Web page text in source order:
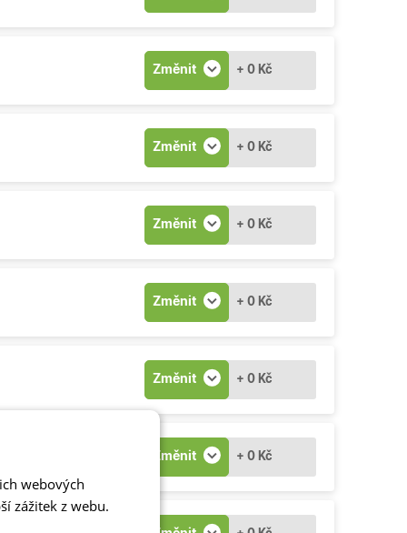
Změnit + 0 Kč
Změnit + 0 Kč
Změnit + 0 Kč
Změnit + 0 Kč
Změnit + 0 Kč
Změnit + 0 Kč
webových
zážitek z webu.